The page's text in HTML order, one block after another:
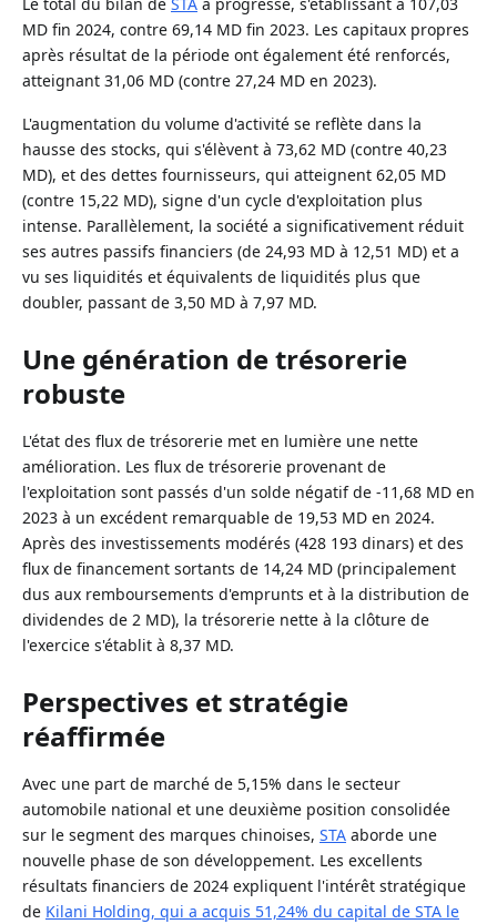
MD fin 2024, contre 69,14 MD fin 2023. Les capitaux propres
après résultat de la période ont également été renforcés,
atteignant 31,06 MD (contre 27,24 MD en 2023).
L'augmentation du volume d'activité se reflète dans la
hausse des stocks, qui s'élèvent à 73,62 MD (contre 40,23
MD), et des dettes fournisseurs, qui atteignent 62,05 MD
(contre 15,22 MD), signe d'un cycle d'exploitation plus
intense. Parallèlement, la société a significativement réduit
ses autres passifs financiers (de 24,93 MD à 12,51 MD) et a
vu ses liquidités et équivalents de liquidités plus que
doubler, passant de 3,50 MD à 7,97 MD.
Une génération de trésorerie
robuste
L'état des flux de trésorerie met en lumière une nette
amélioration. Les flux de trésorerie provenant de
l'exploitation sont passés d'un solde négatif de -11,68 MD en
2023 à un excédent remarquable de 19,53 MD en 2024.
Après des investissements modérés (428 193 dinars) et des
flux de financement sortants de 14,24 MD (principalement
dus aux remboursements d'emprunts et à la distribution de
dividendes de 2 MD), la trésorerie nette à la clôture de
l'exercice s'établit à 8,37 MD.
Perspectives et stratégie
réaffirmée
Avec une part de marché de 5,15% dans le secteur
automobile national et une deuxième position consolidée
sur le segment des marques chinoises, STA aborde une
nouvelle phase de son développement. Les excellents
résultats financiers de 2024 expliquent l'intérêt stratégique
de Kilani Holding, qui a acquis 51,24% du capital de STA le